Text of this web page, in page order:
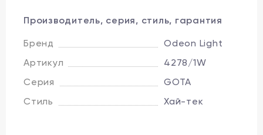
Производитель, серия, стиль, гарантия
Бренд
Odeon Light
Артикул
4278/1W
Серия
GOTA
Стиль
Хай-тек